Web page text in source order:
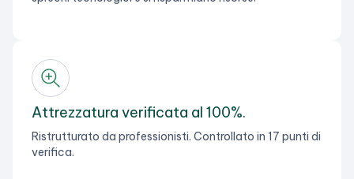
Attrezzatura verificata al 100%.
Ristrutturato da professionisti. Controllato in 17 punti di
verifica.